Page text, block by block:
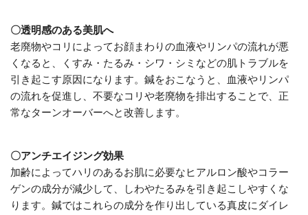
〇透明感のある美肌へ
老廃物やコリによってお顔まわりの血液やリンパの流れが悪
くなると、くすみ・たるみ・シワ・シミなどの肌トラブルを
引き起こす原因になります。鍼をおこなうと、血液やリンパ
の流れを促進し、不要なコリや老廃物を排出することで、正
常なターンオーバーへと改善します。
〇アンチエイジング効果
加齢によってハリのあるお肌に必要なヒアルロン酸やコラー
ゲンの成分が減少して、しわやたるみを引き起こしやすくな
ります。鍼ではこれらの成分を作り出している真皮にダイレ